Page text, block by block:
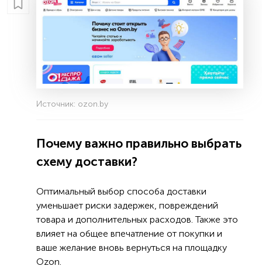
Источник: ozon.by
Почему важно правильно выбрать
схему доставки?
Оптимальный выбор способа доставки
уменьшает риски задержек, повреждений
товара и дополнительных расходов. Также это
влияет на общее впечатление от покупки и
ваше желание вновь вернуться на площадку
Ozon.